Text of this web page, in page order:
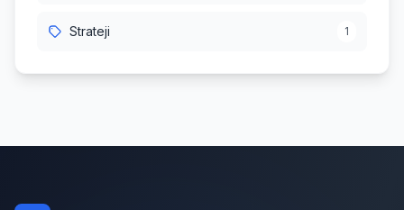
Strateji 1